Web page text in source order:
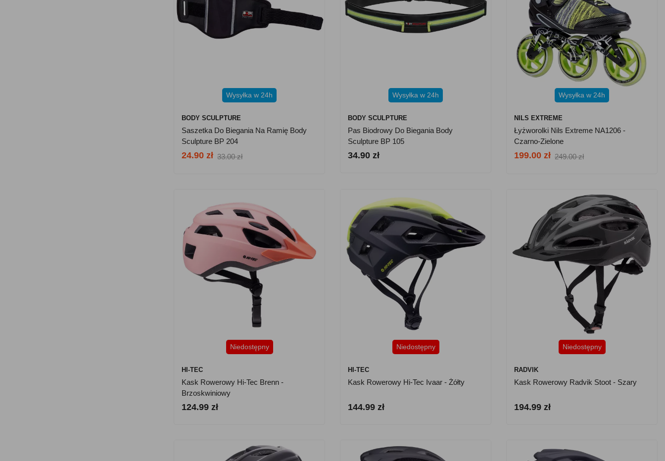
Wysyłka w 24h
BODY SCULPTURE
Saszetka Do Biegania Na Ramię Body
Sculpture BP 204
24.90 zł 33.00 zł
Wysyłka w 24h
BODY SCULPTURE
Pas Biodrowy Do Biegania Body
Sculpture BP 105
34.90 zł
Wysyłka w 24h
NILS EXTREME
Łyżworolki Nils Extreme NA1206 -
Czarno-Zielone
199.00 zł 249.00 zł
Niedostępny
HI-TEC
Kask Rowerowy Hi-Tec Brenn -
Brzoskwiniowy
124.99 zł
Niedostępny
HI-TEC
Kask Rowerowy Hi-Tec Ivaar - Żółty
144.99 zł
Niedostępny
RADVIK
Kask Rowerowy Radvik Stoot - Szary
194.99 zł